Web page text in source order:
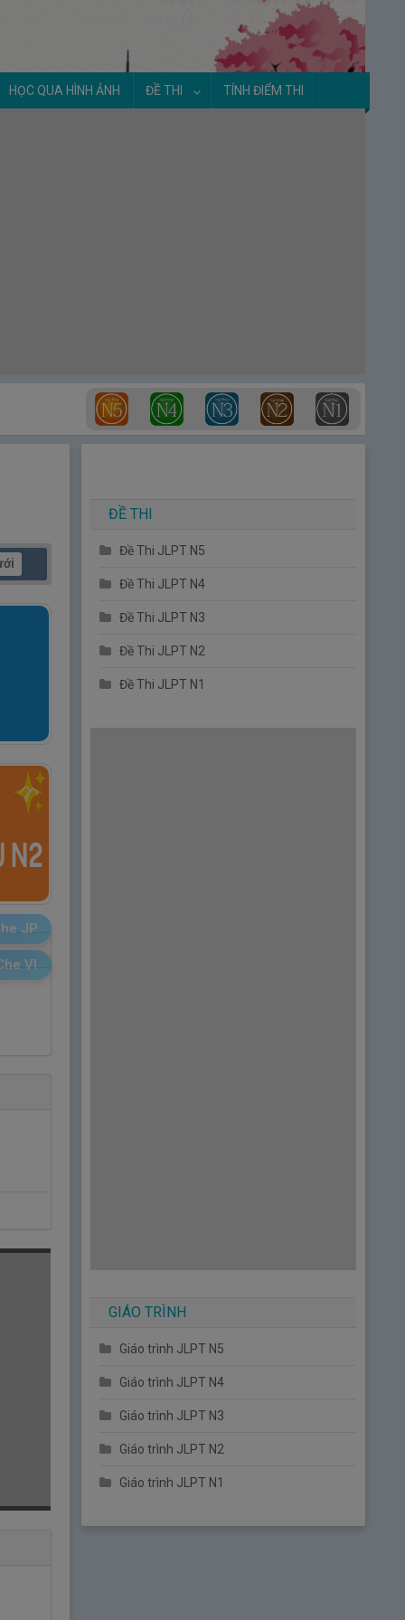
HỌC QUA HÌNH ẢNH ĐỀ THI TÍNH ĐIỂM THI
JP
VI
ĐỀ THI
Đề Thi JLPT N5
Đề Thi JLPT N4
Đề Thi JLPT N3
Đề Thi JLPT N2
Đề Thi JLPT N1
GIÁO TRÌNH
Giáo trình JLPT N5
Giáo trình JLPT N4
Giáo trình JLPT N3
Giáo trình JLPT N2
Giáo trình JLPT N1